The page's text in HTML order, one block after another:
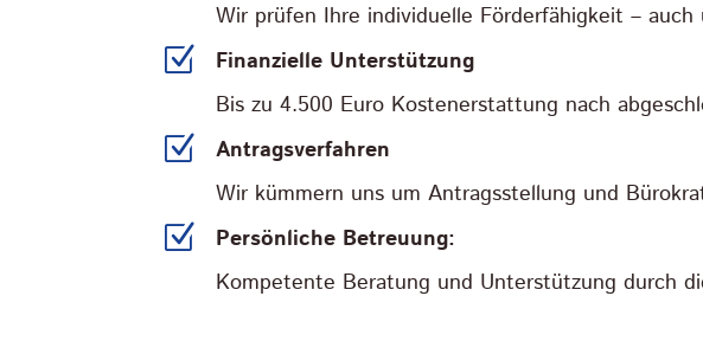
Wir prüfen Ihre individuelle Förderfähigkeit – auch
Z
Finanzielle Unterstützung
Bis zu 4.500 Euro Kostenerstattung nach
Z
Antragsverfahren
Wir kümmern uns um Antragsstellung und
Z
Persönliche Betreuung:
Kompetente Beratung und Unterstützung durch